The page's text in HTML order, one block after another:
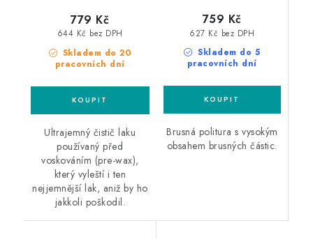
Skladem do 20
pracovních dní
644 Kč bez DPH
779 Kč
Ultrajemný čistič laku
používaný před
voskováním (pre-wax),
který vyleští i ten
nejjemnější lak, aniž by ho
jakkoli poškodil.
Skladem do 5
pracovních dní
627 Kč bez DPH
759 Kč
Brusná politura s vysokým
obsahem brusných částic.